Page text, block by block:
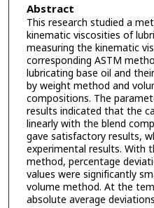
Abstract
This research studied a
kinematic viscosities of
measuring the kinematic
corresponding ASTM
lubricating base oil and
by weight method and
compositions. The
results indicated that the
linearly with the blend
gave satisfactory results,
experimental results. With
method, percentage
values were significantly
volume method. At the
absolute average